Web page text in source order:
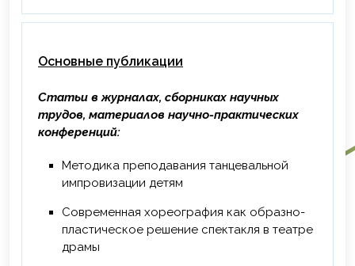
хореографии детей младшего школьного
36 ч.
Основные публикации
Статьи в журналах, сборниках научных
трудов, материалов научно-практических
конференций:
Методика преподавания танцевальной
импровизации детям
Современная хореография как образно-
пластическое решение спектакля в театре
драмы